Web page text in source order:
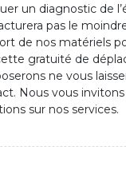
un diagnostic de
pas le
de nos matériels
gratuité de
ne vous
Nous vous
sur nos services.